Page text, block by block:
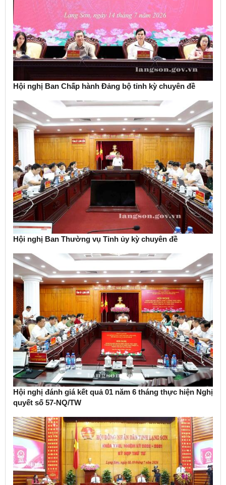
Hội nghị Ban Chấp hành Đảng bộ tỉnh kỳ chuyên đề
Hội nghị Ban Thường vụ Tỉnh ủy kỳ chuyên đề
Hội nghị đánh giá kết quả 01 năm 6 tháng thực hiện Nghị
quyết số 57-NQ/TW